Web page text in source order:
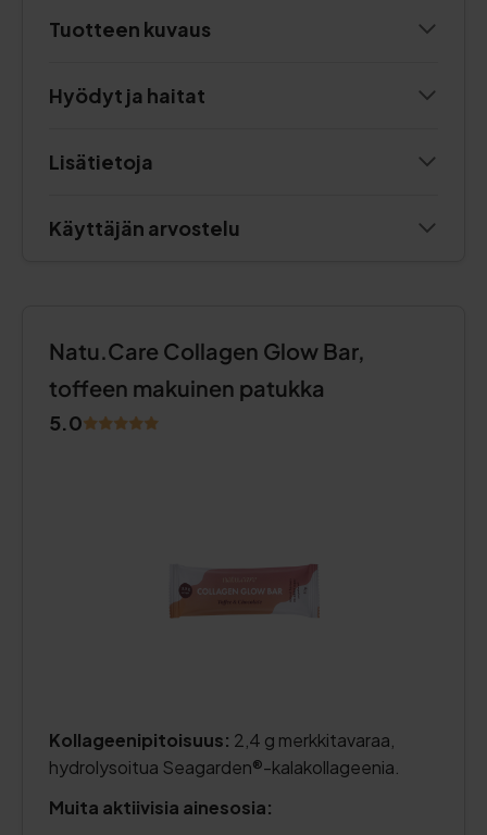
Tuotteen kuvaus
Hyödyt ja haitat
Lisätietoja
Käyttäjän arvostelu
Natu.Care Collagen Glow Bar,
toffeen makuinen patukka
5.0
Kollageenipitoisuus: 2,4 g merkkitavaraa,
hydrolysoitua Seagarden®-kalakollageenia.
Muita aktiivisia ainesosia: